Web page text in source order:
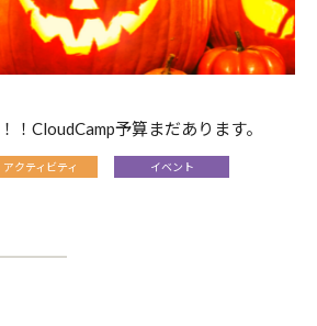
！CloudCamp予算まだあります。
アクティビティ イベント